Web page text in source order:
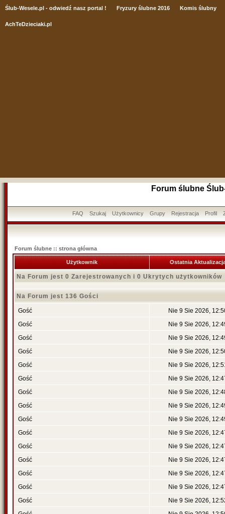
Ślub-Wesele.pl - odwiedź nasz portal ! Fryzury ślubne 2016 Komis ślubny
AchTeDzieciaki.pl
Forum ślubne
FAQ Szukaj Użytkownicy Grupy Rejestracja Profil
Forum ślubne :: strona główna
Użytkownik Ostatnia
Na Forum jest 0 Zarejestrowanych i 0 Ukrytych użytkowników
Na Forum jest 136 Gości
Gość
Nie 9 Sie 2026,
Gość
Nie 9 Sie 2026,
Gość
Nie 9 Sie 2026,
Gość
Nie 9 Sie 2026,
Gość
Nie 9 Sie 2026,
Gość
Nie 9 Sie 2026,
Gość
Nie 9 Sie 2026,
Gość
Nie 9 Sie 2026,
Gość
Nie 9 Sie 2026,
Gość
Nie 9 Sie 2026,
Gość
Nie 9 Sie 2026,
Gość
Nie 9 Sie 2026,
Gość
Nie 9 Sie 2026,
Gość
Nie 9 Sie 2026,
Gość
Nie 9 Sie 2026,